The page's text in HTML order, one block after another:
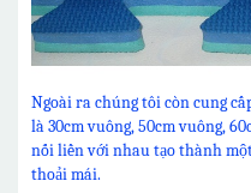
Ngoài ra chúng tôi còn cung
là 30cm vuông, 50cm vuông,
nối liền với nhau tạo thành
thoải mái.